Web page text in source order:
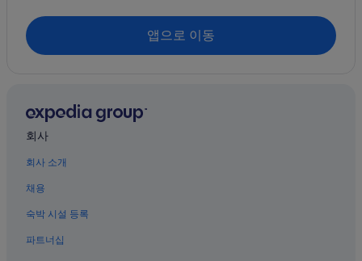
앱으로 이동
회사
회사 소개
채용
숙박 시설 등록
파트너십